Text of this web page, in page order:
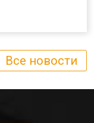
Все новости